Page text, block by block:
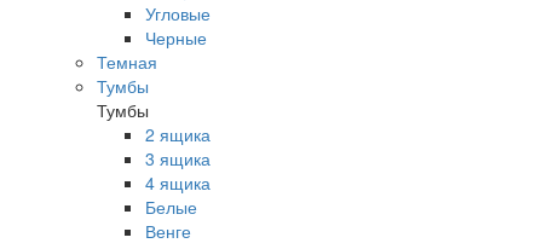
Угловые
Черные
Темная
Тумбы
Тумбы
2 ящика
3 ящика
4 ящика
Белые
Венге